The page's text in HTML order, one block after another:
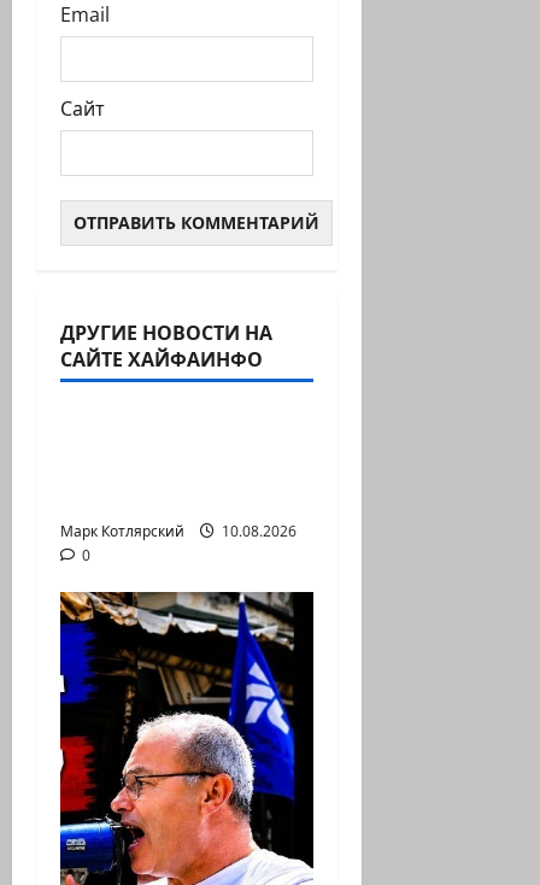
Email
Сайт
ДРУГИЕ НОВОСТИ НА
САЙТЕ ХАЙФАИНФО
Израиль сегодня
Марк Котлярский Телеграмм Канал
Марк Котлярский
10.08.2026
0